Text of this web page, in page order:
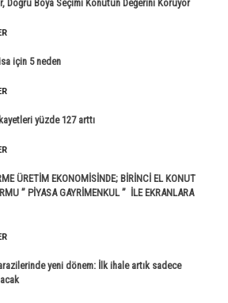
Doğru Boya Seçimi Konutun Değerini Koruyor
için 5 neden
yüzde 127 arttı
ÜRETİM EKONOMİSİNDE; BİRİNCİ EL KONUT
” PİYASA GAYRİMENKUL ” İLE EKRANLARA
yeni dönem: İlk ihale artık sadece